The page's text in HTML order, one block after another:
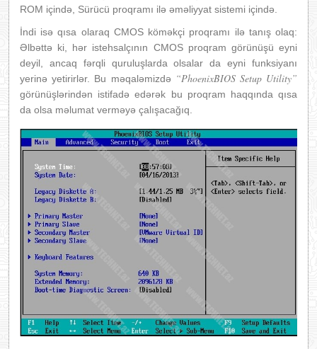
ROM içində, Sürücü proqramı ilə əməliyyat sistemi içində.
İndi isə qısa olaraq CMOS köməkçi proqramı ilə tanış olaq:
Əlbəttə ki, hər istehsalçının CMOS proqram görünüşü eyni
deyil, ancaq fərqli quruluşlarda olsalar da eyni funksiyanı
yerinə yetirirlər. Bu məqaləmizdə “PhoenixBIOS Setup Utility”
görünüşlərindən istifadə edərək bu proqram haqqında qısa
da olsa məlumat verməyə çalışacağıq.